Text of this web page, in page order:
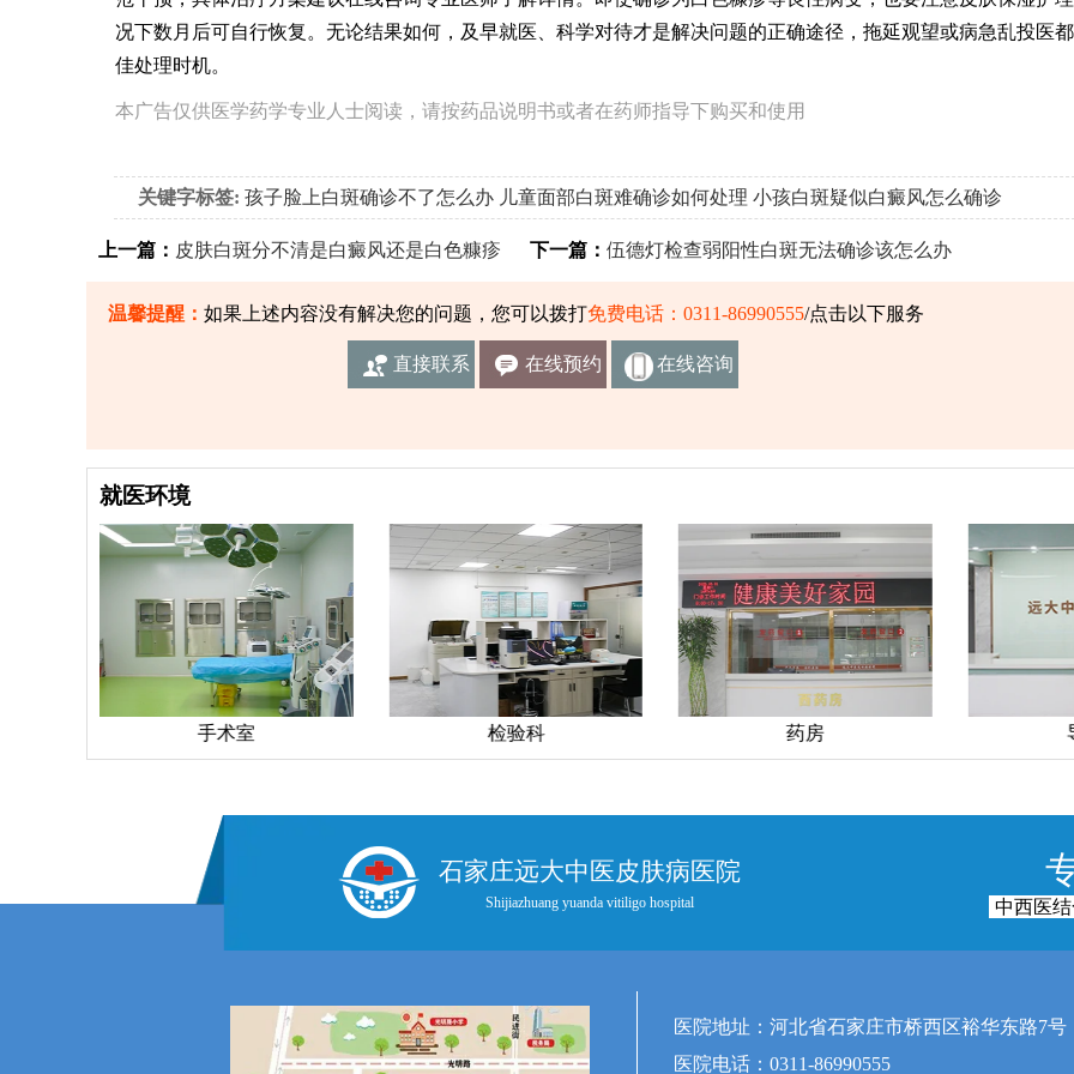
况下数月后可自行恢复。无论结果如何，及早就医、科学对待才是解决问题的正确途径，拖延观望或病急乱投医
佳处理时机。
本广告仅供医学药学专业人士阅读，请按药品说明书或者在药师指导下购买和使用
关键字标签: 孩子脸上白斑确诊不了怎么办 儿童面部白斑难确诊如何处理 小孩白斑疑似白癜风怎么确诊
上一篇： 皮肤白斑分不清是白癜风还是白色糠疹 下一篇： 伍德灯检查弱阳性白斑无法确诊该怎么办
温馨提醒：如果上述内容没有解决您的问题，您可以拨打免费电话：0311-86990555/点击以下服务
直接联系 在线预约 在线咨询
就医环境
石家庄远大中医皮肤病医院
Shijiazhuang yuanda vitiligo hospital 中西医
医院地址：河北省石家庄市桥西区裕华东路7号
医院电话：0311-86990555